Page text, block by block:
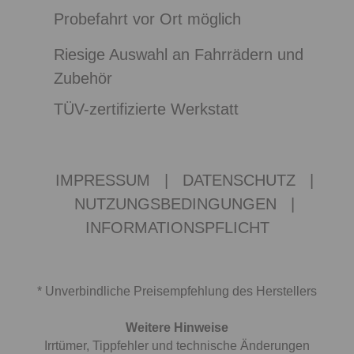
Probefahrt vor Ort möglich
Riesige Auswahl an Fahrrädern und
Zubehör
TÜV-zertifizierte Werkstatt
IMPRESSUM DATENSCHUTZ
NUTZUNGSBEDINGUNGEN
INFORMATIONSPFLICHT
* Unverbindliche Preisempfehlung des Herstellers
Weitere Hinweise
Irrtümer, Tippfehler und technische Änderungen